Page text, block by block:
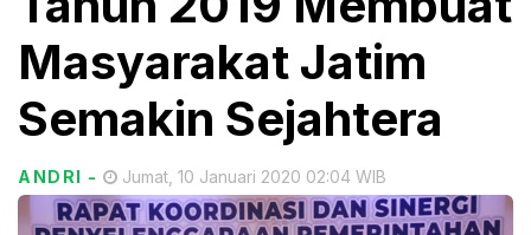
Masyarakat Jatim
Semakin Sejahtera
ANDRI - Jumat, 10 Januari 2020 02:04 WIB